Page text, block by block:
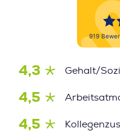
4,3 Gehalt/
4,5
4,5